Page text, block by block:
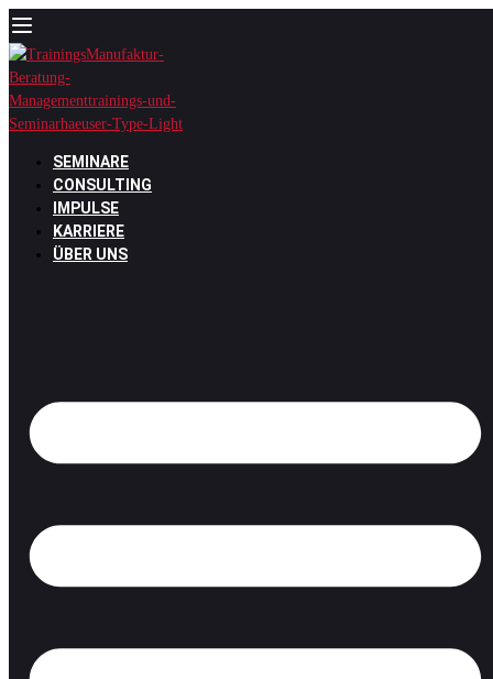
Zum
Inhalt
springen
SEMINARE
CONSULTING
IMPULSE
KARRIERE
ÜBER UNS